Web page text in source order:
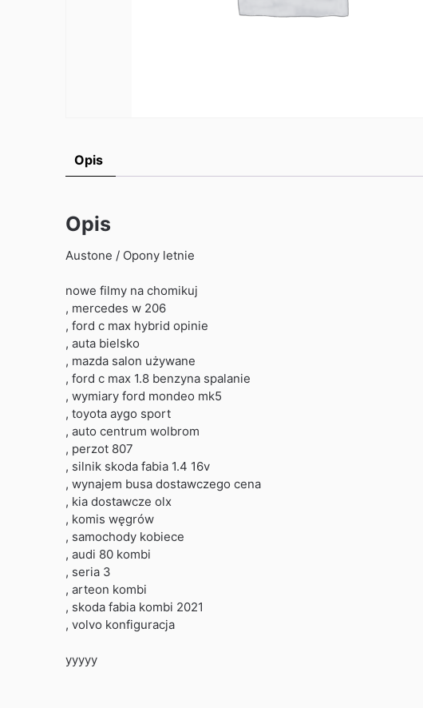
Opis
Opis
Austone / Opony letnie
nowe filmy na chomikuj
, mercedes w 206
, ford c max hybrid opinie
, auta bielsko
, mazda salon używane
, ford c max 1.8 benzyna spalanie
, wymiary ford mondeo mk5
, toyota aygo sport
, auto centrum wolbrom
, perzot 807
, silnik skoda fabia 1.4 16v
, wynajem busa dostawczego cena
, kia dostawcze olx
, komis węgrów
, samochody kobiece
, audi 80 kombi
, seria 3
, arteon kombi
, skoda fabia kombi 2021
, volvo konfiguracja
yyyyy